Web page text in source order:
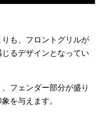
も、フロントグリルが
るデザインとなってい
フェンダー部分が盛り
を与えます。